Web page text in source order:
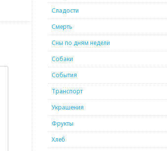
Сладости
Смерть
Сны по дням недели
Собаки
События
Транспорт
Украшения
Фрукты
Хлеб